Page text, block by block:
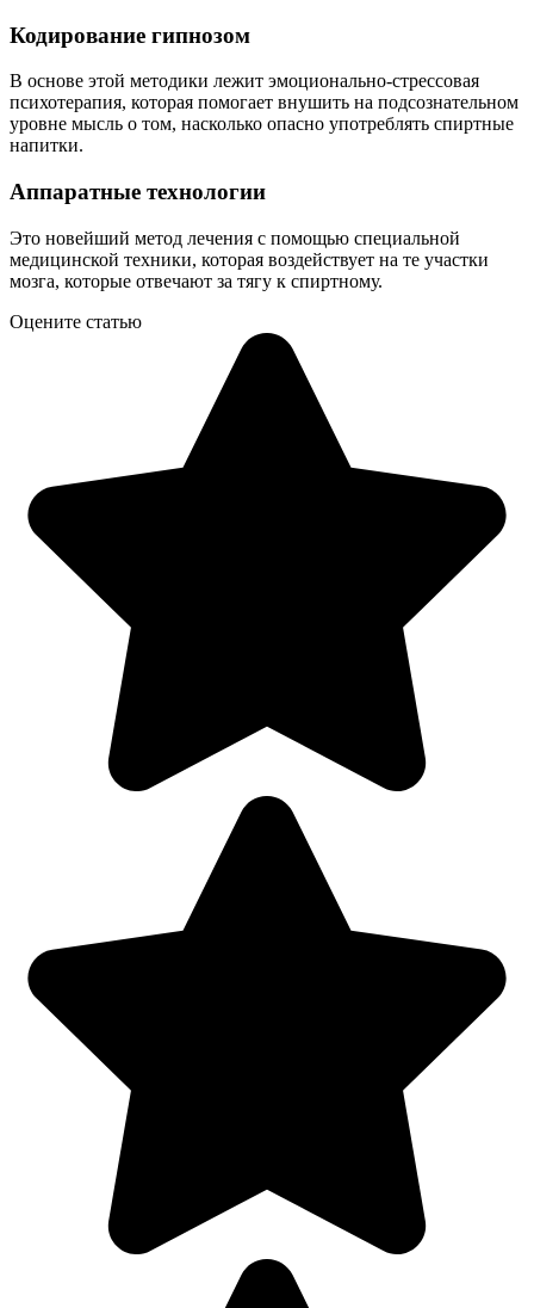
Кодирование гипнозом
В основе этой методики лежит эмоционально-стрессовая
психотерапия, которая помогает внушить на подсознательном
уровне мысль о том, насколько опасно употреблять спиртные
напитки.
Аппаратные технологии
Это новейший метод лечения с помощью специальной
медицинской техники, которая воздействует на те участки
мозга, которые отвечают за тягу к спиртному.
Оцените статью